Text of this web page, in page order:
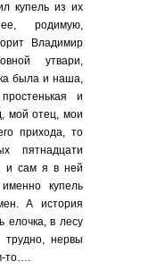
купель из их
родимую,
Владимир
утвари,
была и наша,
и
мой отец, мои
прихода, то
пятнадцати
и сам я в ней
купель
А история
елочка, в лесу
нервы
то….